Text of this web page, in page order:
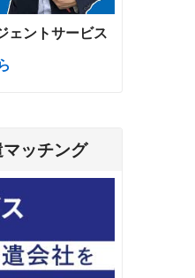
ェントサービス
マッチング